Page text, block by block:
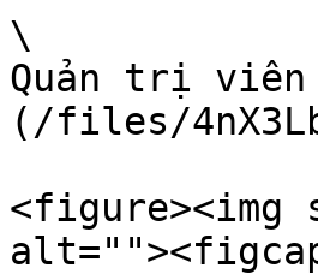
\
Quản trị
(/files/
<figure><img